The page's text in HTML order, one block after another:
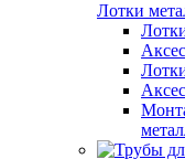
Лотки